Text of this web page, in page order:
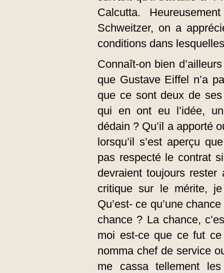
Calcutta.
Schweitzer, on a
conditions dans
Connaît-on bien
que Gustave Eiffel n’a
que ce sont deux de
qui en ont eu l’idée,
dédain ? Qu’il a apporté
lorsqu’il s’est aperçu
pas respecté le contrat
devraient toujours rester
critique sur le mérite,
Qu’est- ce qu’une
chance ? La chance,
moi est-ce que ce fut ce
nomma chef de service
me cassa tellement